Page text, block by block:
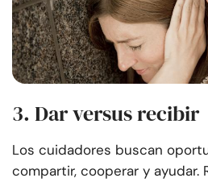
3. Dar versus recibir
Los cuidadores buscan
compartir, cooperar y ayudar.